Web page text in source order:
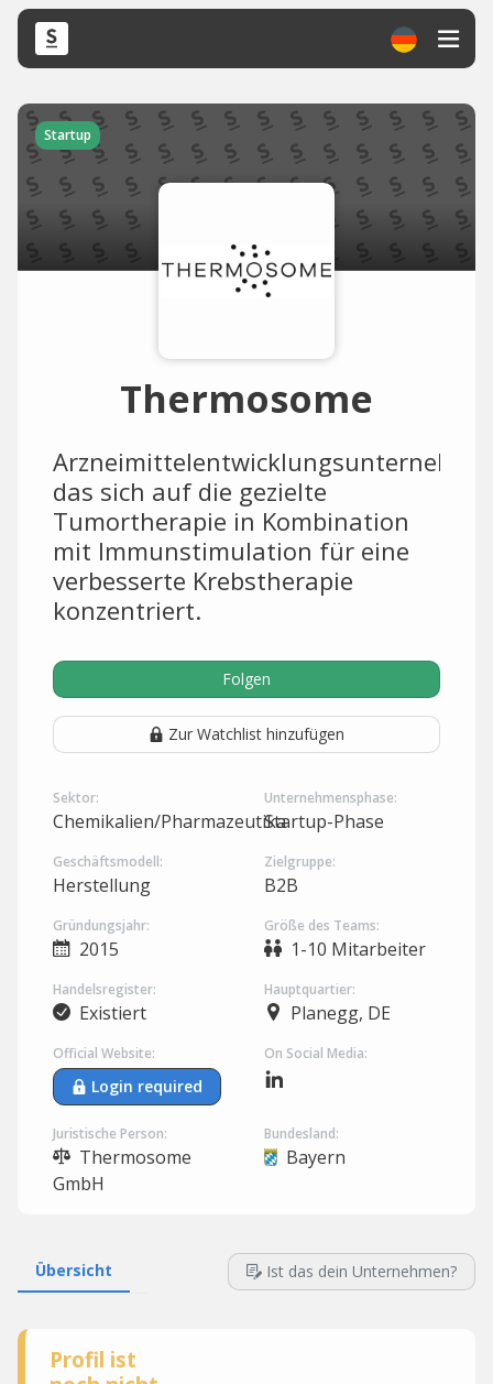
Startup
Thermosome
das sich auf die gezielte
Tumortherapie in Kombination
mit Immunstimulation für eine
verbesserte Krebstherapie
konzentriert.
Folgen
Zur Watchlist hinzufügen
Sektor:
Chemikalien/Pharmazeutika
Unternehmensphase:
Startup-Phase
Geschäftsmodell:
Herstellung
Zielgruppe:
B2B
Gründungsjahr:
2015
Größe des Teams:
1-10 Mitarbeiter
Handelsregister:
Existiert
Hauptquartier:
Planegg, DE
Official Website:
Login required
On Social Media:
Juristische Person:
Thermosome
GmbH
Bundesland:
Bayern
Übersicht Ist das dein Unternehmen?
Profil ist